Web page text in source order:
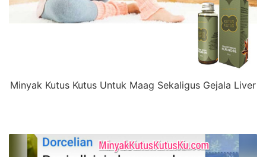
Minyak Kutus Kutus Untuk Maag Sekaligus Gejala Liver